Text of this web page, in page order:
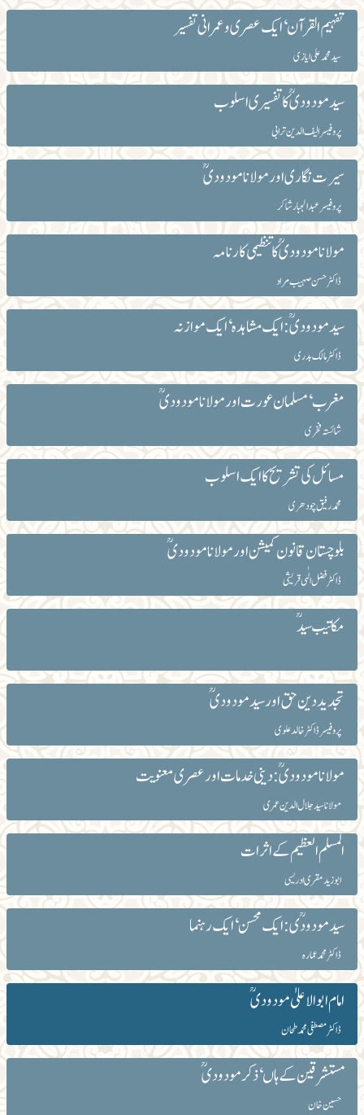
تفہیم القرآن ‘ ایک عصری و عمرانی تفسیر
سید محمد علی ایازی
سید مودودیؒ کا تفسیری اسلوب
پروفیسر الیف الدین ترابی
سیرت نگاری اور مولانا مودودیؒ
پروفیسر عبدالجبار شاکر
مولانا مودودیؒ کا تنظیمی کارنامہ
ڈاکٹر حسن صہیب مراد
سیدمودودیؒ: ایک مشاہدہ‘ ایک موازنہ
ڈاکٹر مالک بدری
مغرب‘ مسلمان عورت اور مولانا مودودیؒ
شائستہ فخری
مسائل کی تشریح کا ایک اسلوب
محمد رفیق چودھری
بلوچستان قانون کمیشن اور مولانا مودودیؒ
ڈاکٹر فضل الٰہی قریشی
مکاتیب سیدؒ
تجدید دین حق اور سید مودودیؒ
پروفیسر ڈاکٹر خالد علوی
مولانا مودودیؒ: دینی خدمات اور عصری معنویت
مولانا سیدجلال الدین عمری
المسلم العظیم کے اثرات
ابوزید مقری ادریسی
سید مودودؒی :ایک محسن ‘ایک رہنما
ڈاکٹر محمد عمارہ
امام ابوالاعلیٰ مودودیؒ
ڈاکٹرمصطفی محمدطحان
مستشرقین کے ہاں‘ ذکر مودودیؒ
حسین خان